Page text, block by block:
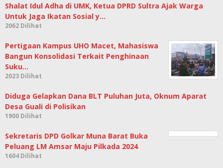
Shalat Idul Adha di UMK, Ketua DPRD Sultra Ajak Warga
Untuk Jaga Ikatan Sosial y…
2062 Dilihat
Pertigaan Kampus UHO Macet, Mahasiswa
Bangun Konsolidasi Terkait Penghinaan
Suku…
2023 Dilihat
Diduga Gelapkan Dana BLT Puluhan Juta, Oknum Aparat
Desa Guali di Polisikan
1900 Dilihat
Sekretaris DPD Golkar Muna Barat Buka
Peluang LM Amsar Maju Pilkada 2024
1604 Dilihat